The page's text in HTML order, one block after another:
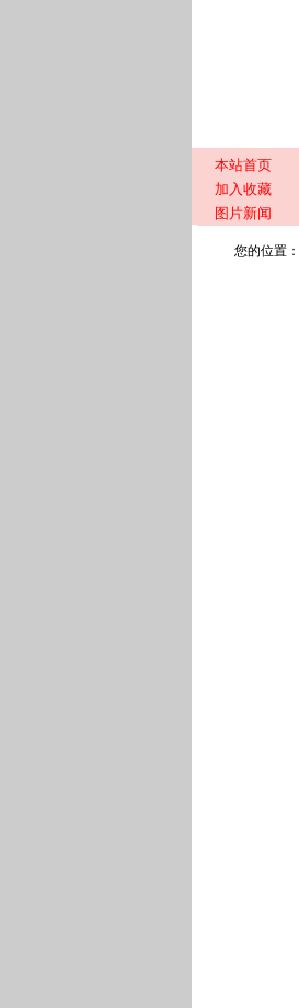
本站首页
加入收藏
图片新闻
您的位置：